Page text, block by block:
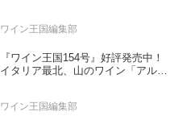
ワイン王国編集部
『ワイン王国154号』好評発売中！
イタリア最北、山のワイン「アル
特集「この夏の主役！ ナチュラルな
ワイン王国編集部